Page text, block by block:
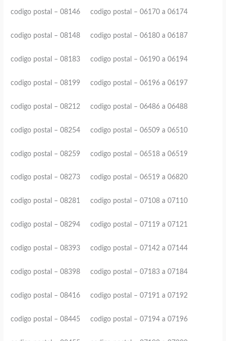
codigo postal – 08146 codigo postal – 06170 a 06174
codigo postal – 08148 codigo postal – 06180 a 06187
codigo postal – 08183 codigo postal – 06190 a 06194
codigo postal – 08199 codigo postal – 06196 a 06197
codigo postal – 08212 codigo postal – 06486 a 06488
codigo postal – 08254 codigo postal – 06509 a 06510
codigo postal – 08259 codigo postal – 06518 a 06519
codigo postal – 08273 codigo postal – 06519 a 06820
codigo postal – 08281 codigo postal – 07108 a 07110
codigo postal – 08294 codigo postal – 07119 a 07121
codigo postal – 08393 codigo postal – 07142 a 07144
codigo postal – 08398 codigo postal – 07183 a 07184
codigo postal – 08416 codigo postal – 07191 a 07192
codigo postal – 08445 codigo postal – 07194 a 07196